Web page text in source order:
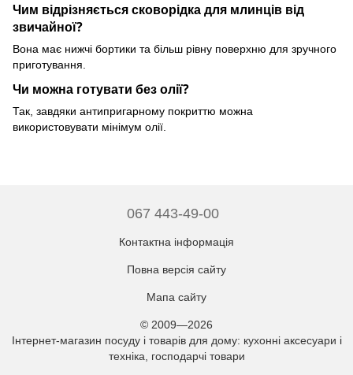
Чим відрізняється сковорідка для млинців від
звичайної?
Вона має нижчі бортики та більш рівну поверхню для зручного
приготування.
Чи можна готувати без олії?
Так, завдяки антипригарному покриттю можна
використовувати мінімум олії.
067 443-49-00
Контактна інформація
Повна версія сайту
Мапа сайту
© 2009—2026
Інтернет-магазин посуду і товарів для дому: кухонні аксесуари і
техніка, господарчі товари